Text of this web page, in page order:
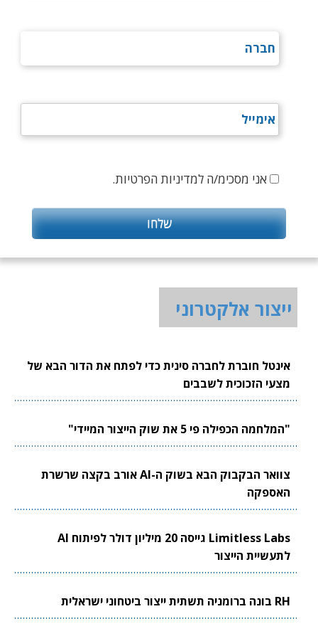
אני מסכימ/ה למדיניות הפרטיות.
ייצור אלקטרוני
אינטל חוברת לחברה סינית כדי לפתח את הדור הבא של
מצעי הזכוכית לשבבים
"המלחמה הכפילה פי 5 את שוק הייצור המיידי"
צוואר הבקבוק הבא בשוק ה-AI אורב בקצה שרשרת
האספקה
Limitless Labs גייסה 20 מיליון דולר לפיתוח AI
לתעשיית הייצור
RH בונה ברומניה תשתית ייצור ביטחוני ישראלית